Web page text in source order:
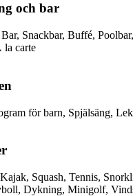
och bar
Snackbar, Buffé,
la carte
för barn, Spjälsäng,
Squash, Tennis,
Dykning, Minigolf,